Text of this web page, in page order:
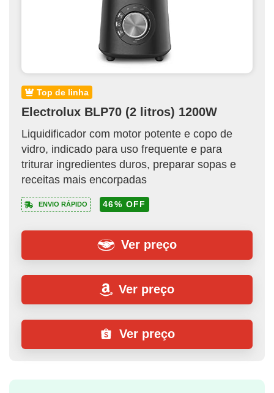
top de linha
Electrolux BLP70 (2 litros) 1200W
Liquidificador com motor potente e copo de
vidro, indicado para uso frequente e para
triturar ingredientes duros, preparar sopas e
receitas mais encorpadas
ENVIO RÁPIDO 46% OFF
Ver preço
Ver preço
Ver preço